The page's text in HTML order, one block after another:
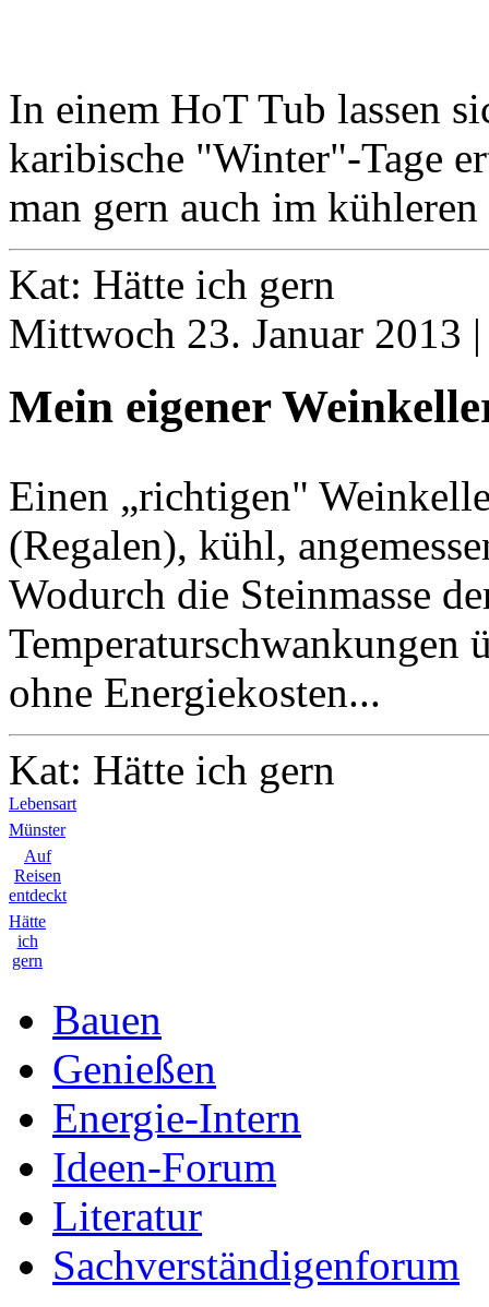
In einem HoT Tub lassen
karibische "Winter"-Tage
man gern auch im
Kat: Hätte ich gern
Mittwoch 23. Januar 2013
Mein eigener
Einen „richtigen"
(Regalen), kühl,
Wodurch die Steinmasse
Temperaturschwankungen
ohne Energiekosten...
Kat: Hätte ich gern
Lebensart
Münster
Auf
Reisen
entdeckt
Hätte
ich
gern
Bauen
Genießen
Energie-Intern
Ideen-Forum
Literatur
Sachverständigenforum